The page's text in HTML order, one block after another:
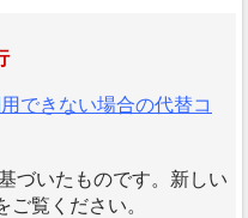
できない場合の代替コ
づいたものです。新しい
覧ください。